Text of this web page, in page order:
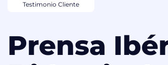
Testimonio Cliente
Prensa